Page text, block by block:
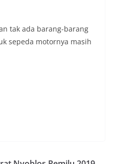
tak ada barang-barang
sepeda motornya masih